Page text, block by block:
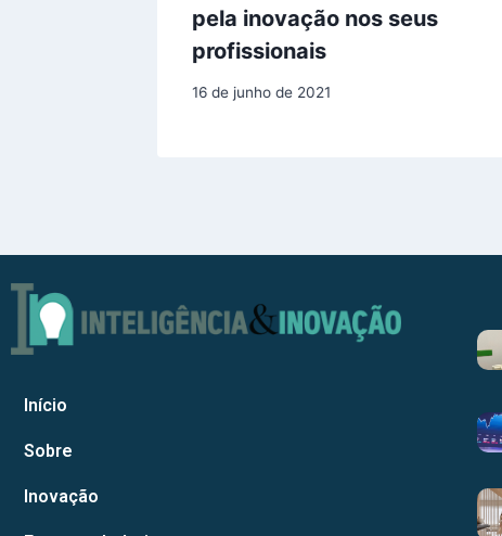
pela inovação nos seus
profissionais
16 de junho de 2021
Início
Sobre
Inovação